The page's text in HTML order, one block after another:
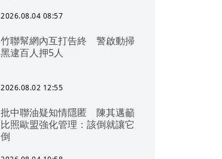
2026.08.04 08:57
竹聯幫網內互打告終 警啟動掃
黑逮百人押5人
2026.08.02 12:55
批中聯油疑知情隱匿 陳其邁籲
比照歐盟強化管理：該倒就讓它
倒